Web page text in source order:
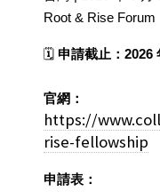
Root & Rise
🗓 申請截止：2026
官網：
https://
rise-fellowship
申請表：